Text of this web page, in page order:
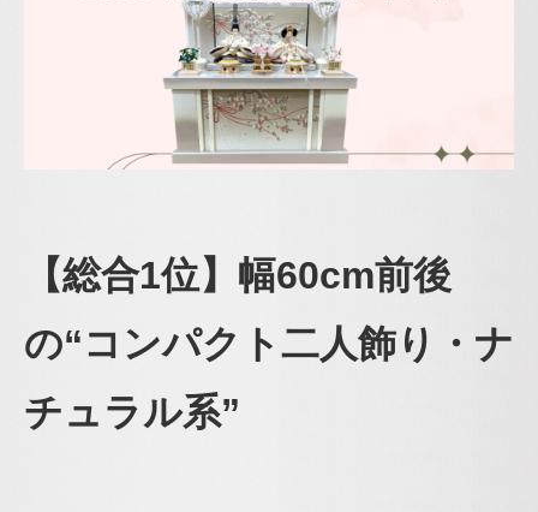
【総合1位】幅60cm前後
の“コンパクト二人飾り・ ナ
チュラル系”